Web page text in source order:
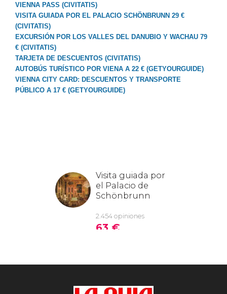
VIENNA PASS (CIVITATIS)
VISITA GUIADA POR EL PALACIO SCHÖNBRUNN 29 €
(CIVITATIS)
EXCURSIÓN POR LOS VALLES DEL DANUBIO Y WACHAU 79
€ (CIVITATIS)
TARJETA DE DESCUENTOS (CIVITATIS)
AUTOBÚS TURÍSTICO POR VIENA A 22 € (GETYOURGUIDE)
VIENNA CITY CARD: DESCUENTOS Y TRANSPORTE
PÚBLICO A 17 € (GETYOURGUIDE)